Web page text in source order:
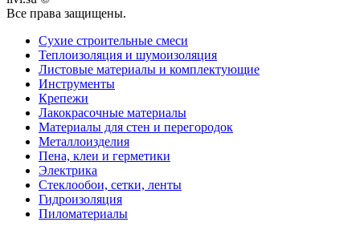
Все права защищены.
Сухие строительные смеси
Теплоизоляция и шумоизоляция
Листовые материалы и комплектующие
Инструменты
Крепежи
Лакокрасочные материалы
Материалы для стен и перегородок
Металлоизделия
Пена, клеи и герметики
Электрика
Стеклообои, сетки, ленты
Гидроизоляция
Пиломатериалы